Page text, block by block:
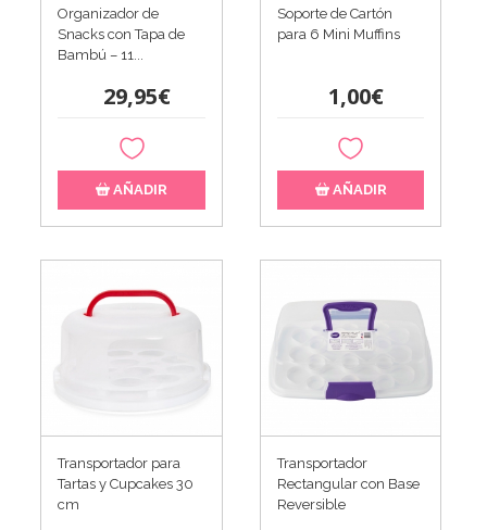
Organizador de
Snacks con Tapa de
Bambú – 11...
29,95€
AÑADIR
Soporte de Cartón
para 6 Mini Muffins
1,00€
AÑADIR
Transportador para
Tartas y Cupcakes 30
cm
Transportador
Rectangular con Base
Reversible